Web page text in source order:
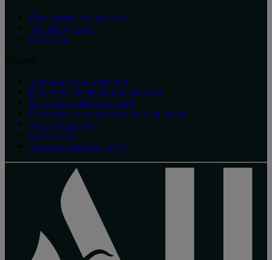
Программа лояльности
Тур-менеджеры
Контакты
Условия использования
Политика конфиденциальности
Настройки файлов cookie
Политика в отношении файлов cookie
Доступная среда
Карта сайта
Условия оказания услуг